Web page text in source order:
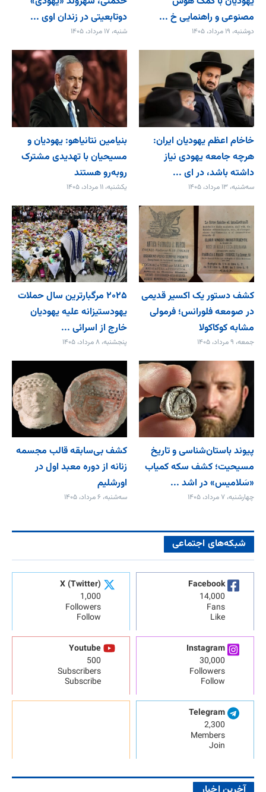
مصنوعی و راهنمایی خ ...
دوشنبه، ۱۹ مرداد، ۱۴۰۵
دوتابعیتی در زندان اوی ...
شنبه، ۱۷ مرداد، ۱۴۰۵
خاخام اعظم یهودیان ایران:
هرچه جامعه یهودی نیاز
داشته باشد، در ای ...
سه‌شنبه، ۱۳ مرداد، ۱۴۰۵
بنیامین نتانیاهو: یهودیان و
مسیحیان با تهدیدی مشترک
روبه‌رو هستند
یکشنبه، ۱۱ مرداد، ۱۴۰۵
کشف دستور یک اکسیر قدیمی
در صومعه فلورانس؛ فرمولی
مشابه کوکاکولا
جمعه، ۹ مرداد، ۱۴۰۵
۲۰۲۵ مرگبارترین سال حملات
یهودستیزانه علیه یهودیان
خارج از اسرائی ...
پنجشنبه، ۸ مرداد، ۱۴۰۵
پیوند باستان‌شناسی و تاریخ
مسیحیت؛ کشف سکه کمیاب
«سَلامیس» در اشد ...
چهارشنبه، ۷ مرداد، ۱۴۰۵
کشف بی‌سابقه قالب مجسمه
زنانه از دوره معبد اول در
اورشلیم
سه‌شنبه، ۶ مرداد، ۱۴۰۵
شبکه‌های اجتماعی
Facebook
14,000
Fans
Like
X (Twitter)
1,000
Followers
Follow
Instagram
30,000
Followers
Follow
Youtube
500
Subscribers
Subscribe
Telegram
2,300
Members
Join